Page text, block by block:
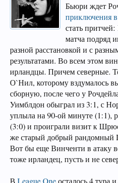
Бьюри ждет
приключения
стать
матча подряд
разной расстановкой и с
результатами. Во всем этом
ирландцы. Причем северные.
О`Нил, которому вздумалось
сборную, после чего у
Уимблдон обыграл из 3:1, с
уплыла на 90-ой минуте (1:1),
(3:0) и проиграли визит к
же старый добрый рандомный
Вот бы еще Винченти в атаку
тоже ирландец, пусть и не